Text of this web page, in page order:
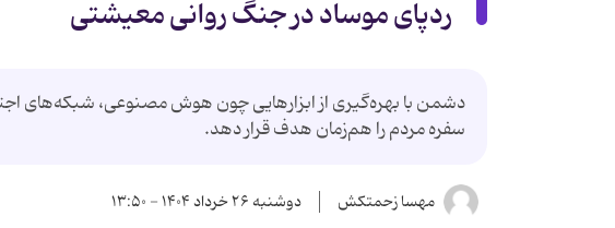
ردپای موساد در جنگ روانی معیشتی
دشمن با بهره‌گیری از ابزارهایی چون هوش مصنوعی، شبکه‌های
سفره مردم را هم‌زمان هدف قرار دهد.
مهسا زحمتکش دوشنبه ۲۶ خرداد ۱۴۰۴ - ۱۳:۵۰